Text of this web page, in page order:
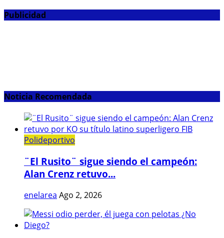
Publicidad
Noticia Recomendada
Polideportivo
¨El Rusito¨ sigue siendo el campeón:
Alan Crenz retuvo...
enelarea Ago 2, 2026